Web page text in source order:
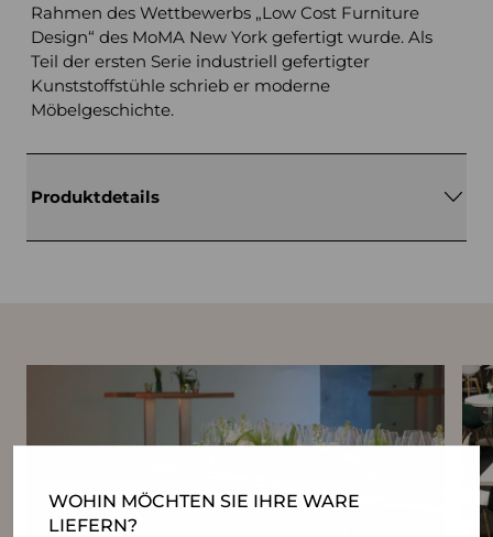
WOHIN MÖCHTEN SIE IHRE WARE
LIEFERN?
Rahmen des Wettbewerbs „Low Cost Furniture
Design“ des MoMA New York gefertigt wurde. Als
Teil der ersten Serie industriell gefertigter
Kunststoffstühle schrieb er moderne
Möbelgeschichte.
Produktdetails